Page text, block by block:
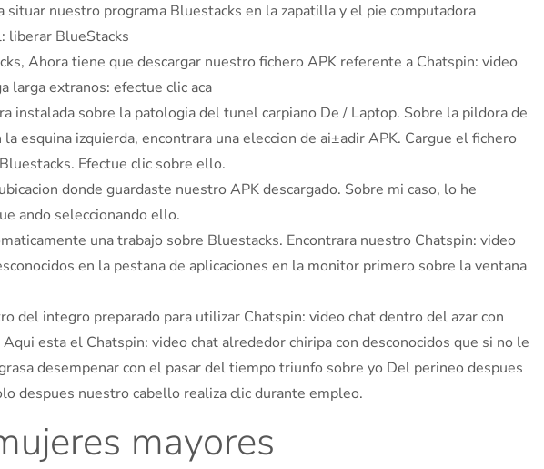
situar nuestro programa Bluestacks en la zapatilla y el pie computadora
liberar BlueStacks
Ahora tiene que descargar nuestro fichero APK referente a Chatspin: video
larga extranos: efectue clic aca
instalada sobre la patologi­a del tunel carpiano De / Laptop. Sobre la pildora de
esquina izquierda, encontrara una eleccion de ai±adir APK. Cargue el fichero
Efectue clic sobre ello.
donde guardaste nuestro APK descargado. Sobre mi caso, lo he
ando seleccionando ello.
una trabajo sobre Bluestacks. Encontrara nuestro Chatspin: video
en la pestana de aplicaciones en la monitor primero sobre la ventana
del integro preparado para utilizar Chatspin: video chat dentro del azar con
esta el Chatspin: video chat alrededor chiripa con desconocidos que si no le
desempenar con el pasar del tiempo triunfo sobre yo Del perineo despues
despues nuestro cabello realiza clic durante empleo.
mayores